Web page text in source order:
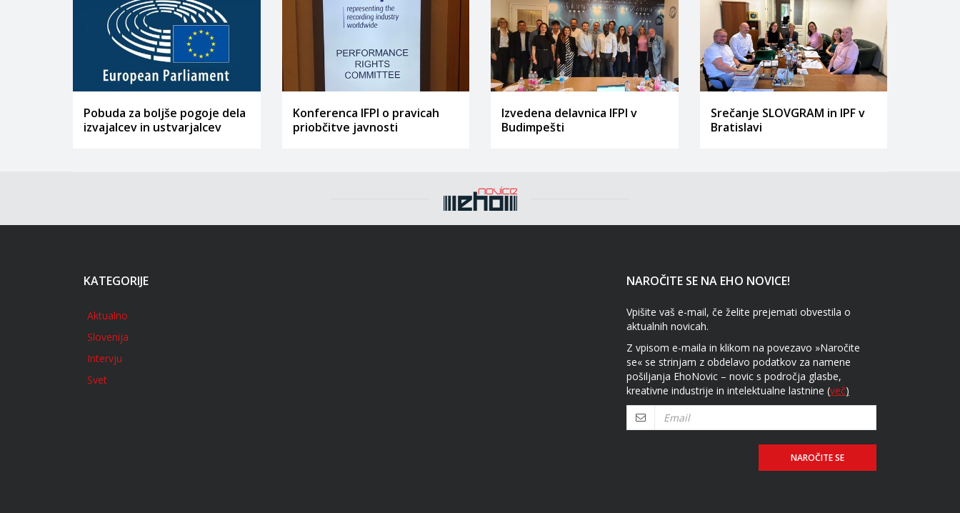
Pobuda za boljše pogoje dela
izvajalcev in ustvarjalcev
Konferenca IFPI o pravicah
priobčitve javnosti
Izvedena delavnica IFPI v
Budimpešti
Srečanje SLOVGRAM in IPF v
Bratislavi
KATEGORIJE
Aktualno
Slovenija
Intervju
Svet
NAROČITE SE NA EHO NOVICE!
Vpišite vaš e-mail, če želite prejemati obvestila o
aktualnih novicah.
Z vpisom e-maila in klikom na povezavo »Naročite
se« se strinjam z obdelavo podatkov za namene
pošiljanja EhoNovic – novic s področja glasbe,
kreativne industrije in intelektualne lastnine (več)
NAROČITE SE